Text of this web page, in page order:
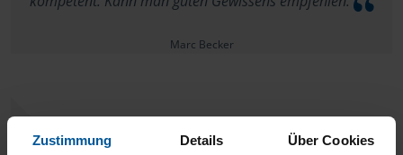
Zustimmung Details Über Cookies
Marc Becker